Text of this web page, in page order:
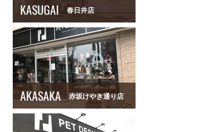
KASUGAI 春日井店
AKASAKA 赤坂けやき通り店